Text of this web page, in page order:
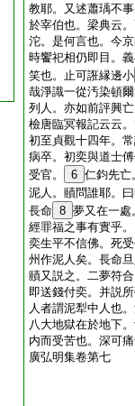
教耶。又述蕭瑀不
於宰伯也。梁典云
沱。是何言也。今
時饗祀相仍即目。
笑也。止可誑縁邊小
哉淨識一從汚染頓
列人。亦如前評興
檢唐臨冥報記云云
初至貞觀十四年。
病卒。初奕與道士
受官。
6 仁鈞先亡
泥人。賾問誰耶。
長命 8 夢又在一處
經罪福之事有實乎
奕生平不信佛。死
州作泥人矣。長命
賾又説之。二夢符
即送錢付奕。并説
人者謂泥犁中人也
八大地獄在於地下
内而受苦也。深可
廣弘明集卷第七